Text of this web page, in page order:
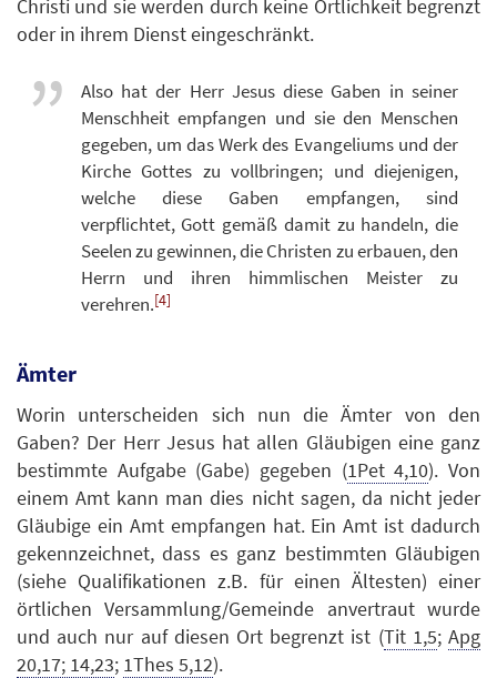
Christi und sie werden durch keine Örtlichkeit begrenzt
oder in ihrem Dienst eingeschränkt.
Also hat der Herr Jesus diese Gaben in seiner
Menschheit empfangen und sie den Menschen
gegeben, um das Werk des Evangeliums und der
Kirche Gottes zu vollbringen; und diejenigen,
welche diese Gaben empfangen, sind
verpflichtet, Gott gemäß damit zu handeln, die
Seelen zu gewinnen, die Christen zu erbauen, den
Herrn und ihren himmlischen Meister zu
verehren.[4]
Ämter
Worin unterscheiden sich nun die Ämter von den
Gaben? Der Herr Jesus hat allen Gläubigen eine ganz
bestimmte Aufgabe (Gabe) gegeben (1Pet 4,10). Von
einem Amt kann man dies nicht sagen, da nicht jeder
Gläubige ein Amt empfangen hat. Ein Amt ist dadurch
gekennzeichnet, dass es ganz bestimmten Gläubigen
(siehe Qualifikationen z.B. für einen Ältesten) einer
örtlichen Versammlung/Gemeinde anvertraut wurde
und auch nur auf diesen Ort begrenzt ist (Tit 1,5;Apg
20,17; 14,23; 1Thes 5,12).